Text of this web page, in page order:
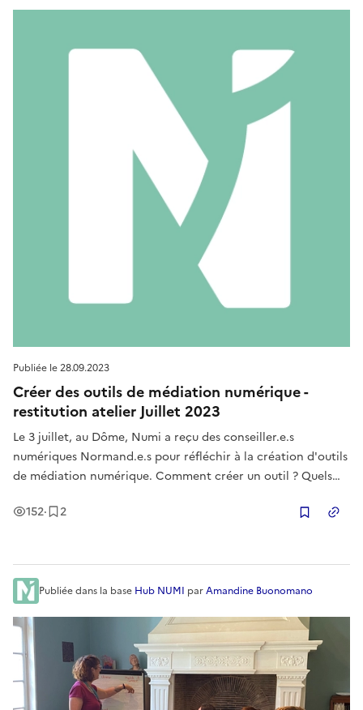
Publiée le28.09.2023
Créer des outils de médiation numérique -
restitution atelier Juillet 2023
Le 3 juillet, au Dôme, Numi a reçu des conseiller.e.s
numériques Normand.e.s pour réfléchir à la création d'outils
de médiation numérique. Comment créer un outil ? Quels
des ressources pour apprendre les bases du numérique
152Vues
· 2Enregistrement
Publiéedans la base Hub NUMI parAmandine Buonomano